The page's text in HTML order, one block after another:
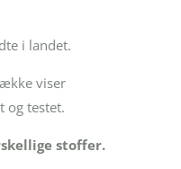
i landet.
viser
og testet.
stoffer.